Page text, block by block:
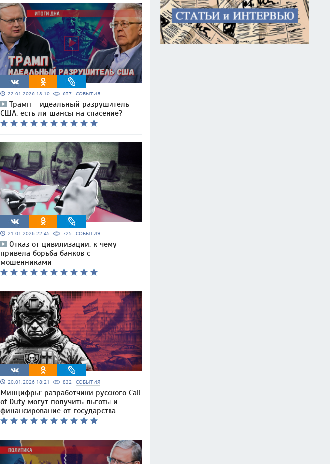
22.01.2026 18:10 657 СОБЫТИЯ
Трамп - идеальный разрушитель
США: есть ли шансы на спасение?
21.01.2026 22:45 725 СОБЫТИЯ
Отказ от цивилизации: к чему
привела борьба банков с
мошенниками
20.01.2026 18:21 832 СОБЫТИЯ
Минцифры: разработчики русского Call
of Duty могут получить льготы и
финансирование от государства